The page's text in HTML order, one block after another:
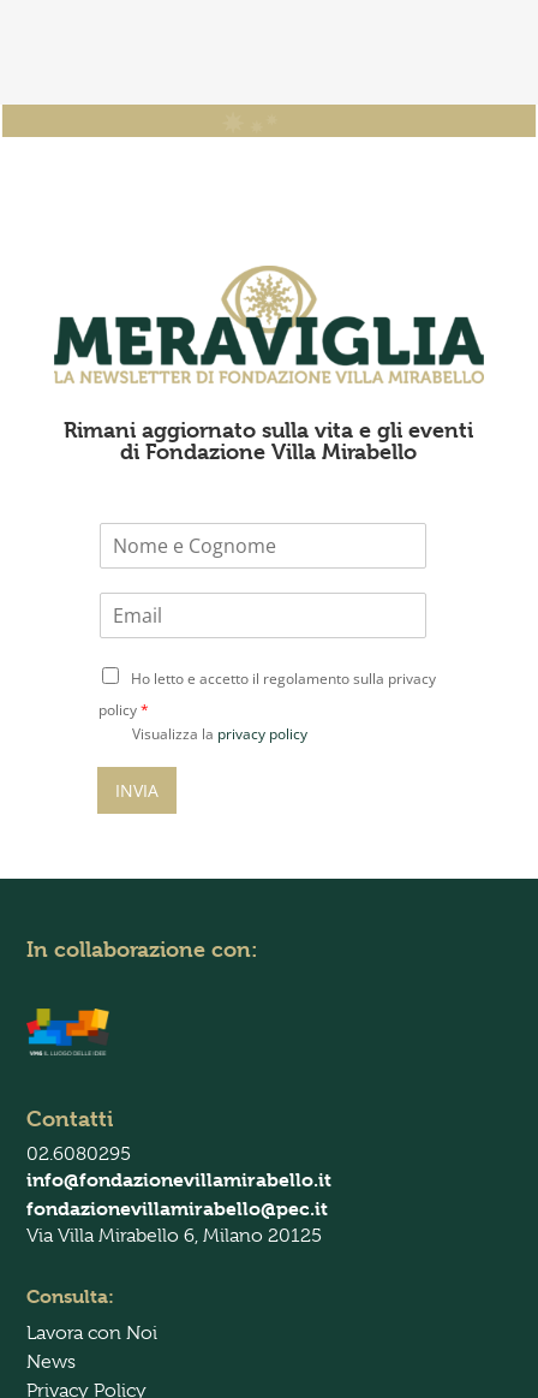
Rimani aggiornato sulla vita e gli eventi
di Fondazione Villa Mirabello
m
i
*
C
n
e
s
v
a
y
P
o
i
c
y
*
Ho letto e accetto il regolamento sulla privacy
policy*
Visualizza la privacy policy
INVIA
In collaborazione con:
Contatti
02.6080295
info@fondazionevillamirabello.it
fondazionevillamirabello@pec.it
Via Villa Mirabello 6, Milano 20125
Consulta:
Lavora con Noi
News
Privacy Policy